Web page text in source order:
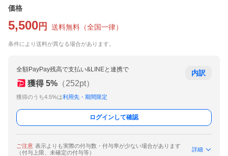
価格
5,500 円 送料無料 （全国一律）
条件により送料が異なる場合があります。
全額PayPay残高で支払い&LINEと連携で
獲得 5% （252pt）
獲得のうち4.5%は利用先・期間限定
内訳
ログインして確認
ご注意 表示よりも実際の付与数・付与率が少ない場合があります
（付与上限、未確定の付与等）
詳細